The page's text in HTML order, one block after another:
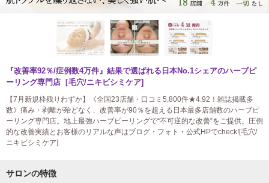
『改善率92％/症例数4万件』結果で選ばれる日本No.1シェアのハーブピ
ーリング専門店［毛穴/ニキビシミケア]
【7月新規枠残りわずか】《全国23店舗・口コミ5,800件★4.92！雑誌掲載多
数》痛み・剥離が殆どなく、改善率が90％を超える日本最多店舗数のハーブピ
ーリング専門店。地上最強ハーブピーリングで“不可逆的な改善”をご提供。圧倒
的な改善実績とお客様のリアルな声はブログ・フォト・公式HPでcheck![毛穴/
ニキビシミケア]
サロンの特徴